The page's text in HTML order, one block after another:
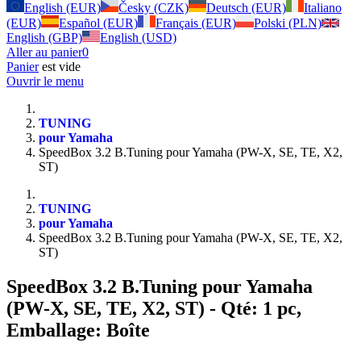
English (EUR)
Česky (CZK) Deutsch (EUR)
Italiano
(EUR)
Español (EUR) Français (EUR)
Polski (PLN)
English (GBP)
English (USD)
Aller au panier0
Panierest vide
Ouvrir le menu
TUNING
pour Yamaha
SpeedBox 3.2 B.Tuning pour Yamaha (PW-X, SE, TE, X2,
ST)
TUNING
pour Yamaha
SpeedBox 3.2 B.Tuning pour Yamaha (PW-X, SE, TE, X2,
ST)
SpeedBox 3.2 B.Tuning pour Yamaha
(PW-X, SE, TE, X2, ST) - Qté: 1 pc,
Emballage: Boîte